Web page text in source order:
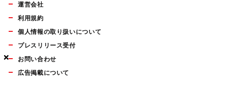
×
×
×
運営会社
利用規約
個人情報の取り扱いについて
プレスリリース受付
お問い合わせ
広告掲載について